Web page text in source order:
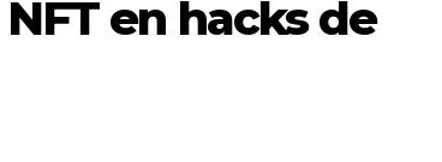
en hacks de